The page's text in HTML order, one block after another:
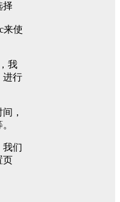
择
来使
我
进行
，
我们
页